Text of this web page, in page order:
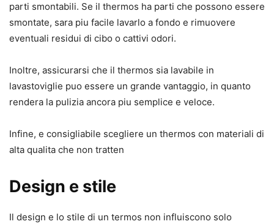
parti smontabili. Se il thermos ha parti che possono essere
smontate, sara piu facile lavarlo a fondo e rimuovere
eventuali residui di cibo o cattivi odori.
Inoltre, assicurarsi che il thermos sia lavabile in
lavastoviglie puo essere un grande vantaggio, in quanto
rendera la pulizia ancora piu semplice e veloce.
Infine, e consigliabile scegliere un thermos con materiali di
alta qualita che non tratten
Design e stile
Il design e lo stile di un termos non influiscono solo